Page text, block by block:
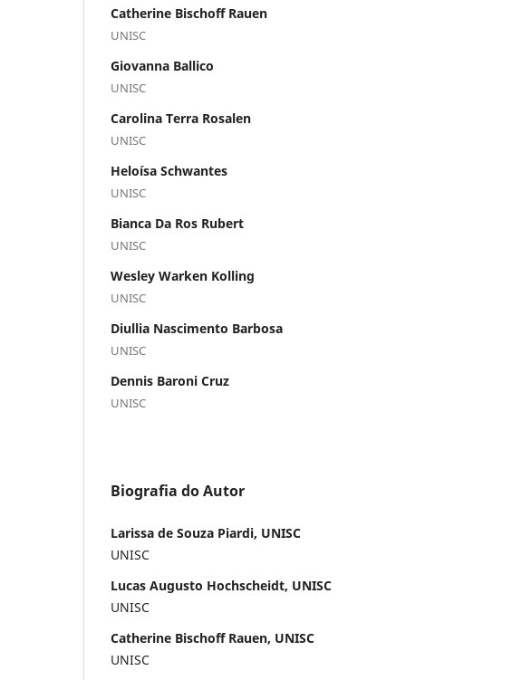
Catherine Bischoff Rauen
UNISC
Giovanna Ballico
UNISC
Carolina Terra Rosalen
UNISC
Heloísa Schwantes
UNISC
Bianca Da Ros Rubert
UNISC
Wesley Warken Kolling
UNISC
Diullia Nascimento Barbosa
UNISC
Dennis Baroni Cruz
UNISC
Biografia do Autor
Larissa de Souza Piardi, UNISC
UNISC
Lucas Augusto Hochscheidt, UNISC
UNISC
Catherine Bischoff Rauen, UNISC
UNISC